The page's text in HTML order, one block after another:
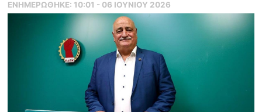
ΕΝΗΜΕΡΏΘΗΚΕ: 10:01 - 06 ΙΟΥΝΙΟΥ 2026